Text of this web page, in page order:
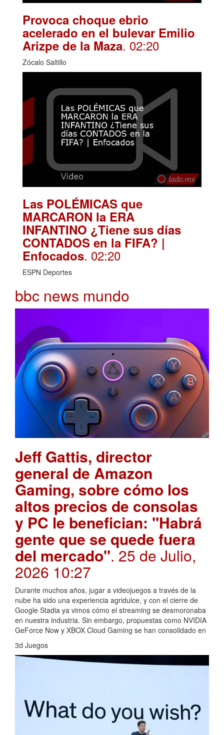
Provoca choque ebrio
acelerado en el bulevar Emilio
Arizpe de la Maza. 02:20
Zócalo Saltillo
Las POLÉMICAS que
MARCARON la ERA
INFANTINO ¿Tiene sus días
CONTADOS en la FIFA? |
Enfocados. 02:20
ESPN Deportes
bbc news mundo
Jeff Gattis, director
general de Amazon
Gaming, sobre cómo los
altos precios de consolas
y PC le benefician: "Habrá
gente que se quede fuera
del mercado". 25 de Julio,
2026 10:27
Durante muchos años, jugar a videojuegos a través de la
nube ha sido una experiencia agridulce, y con el cierre de
Google Stadia ya vimos cómo el streaming se desmoronaba
en nuestra industria. Sin embargo, propuestas como NVIDIA
GeForce Now y XBOX Cloud Gaming se han consolidado en
3d Juegos